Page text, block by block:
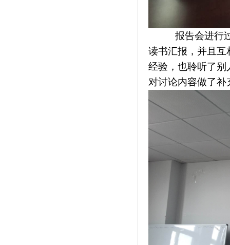
报告会进行
读书汇报，并且互
经验，也聆听了别
对讨论内容做了